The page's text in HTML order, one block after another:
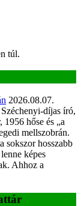
túl.
2026.08.07.
díjas író,
hőse és „a
mellszobrán.
sokszor hosszabb
képes
Ahhoz a